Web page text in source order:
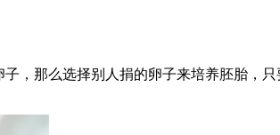
，那么选择别人捐的卵子来培养胚胎，只